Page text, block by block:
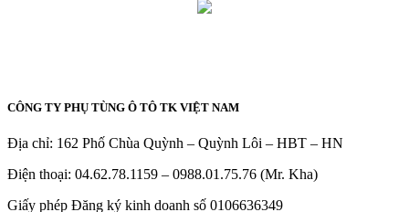
CÔNG TY PHỤ TÙNG Ô TÔ TK VIỆT NAM
Địa chỉ: 162 Phố Chùa Quỳnh – Quỳnh Lôi – HBT – HN
Điện thoại: 04.62.78.1159 – 0988.01.75.76 (Mr. Kha)
Giấy phép Đăng ký kinh doanh số 0106636349